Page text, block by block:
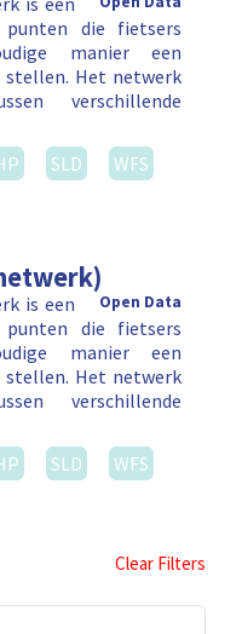
punten die fietsers
manier een
Het netwerk
verschillende
SLD
WFS
Open Data
is een
punten die fietsers
manier een
Het netwerk
verschillende
SLD
WFS
Clear Filters